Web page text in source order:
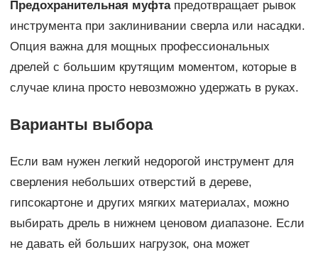
Предохранительная муфтапредотвращает рывок
инструмента при заклинивании сверла или насадки.
Опция важна для мощных профессиональных
дрелей с большим крутящим моментом, которые в
случае клина просто невозможно удержать в руках.
Варианты выбора
Если вам нужен легкий недорогой инструмент для
сверления небольших отверстий в дереве,
гипсокартоне и других мягких материалах, можно
выбирать дрель в нижнем ценовом диапазоне. Если
не давать ей больших нагрузок, она может